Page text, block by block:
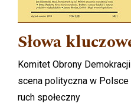
Słowa
Komitet Obrony
scena polityczna w Polsce
ruch społeczny